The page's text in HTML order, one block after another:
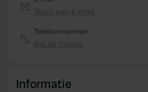
Telefoonnummer
Informatie